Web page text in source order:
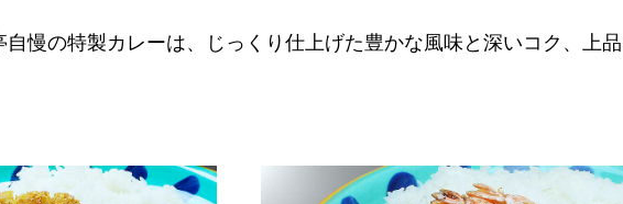
自慢の特製カレーは、じっくり仕上げた豊かな風味と深いコク、上